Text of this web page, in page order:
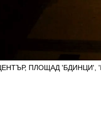
ПЛОЩАД 'БДИНЦИ',